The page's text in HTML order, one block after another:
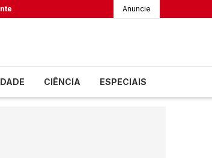
Anuncie
CIÊNCIA ESPECIAIS